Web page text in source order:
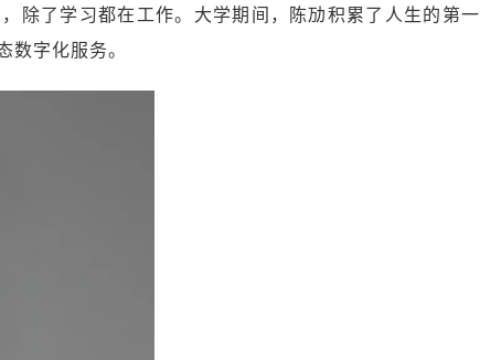
除了学习都在工作。大学期间，陈劢积累了人生的第一
数字化服务。